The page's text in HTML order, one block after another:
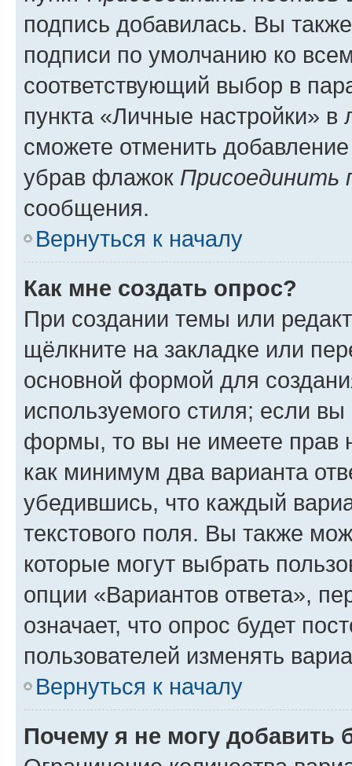
подпись добавилась. Вы
подписи по умолчанию ко
соответствующий выбор в
пункта «Личные настройки»
сможете отменить
убрав флажок Присоединить
сообщения.
Вернуться к началу
Как мне создать опрос?
При создании темы или
щёлкните на закладке или
основной формой для
используемого стиля; если
формы, то вы не имеете прав
как минимум два варианта
убедившись, что каждый
текстового поля. Вы также
которые могут выбрать
опции «Вариантов ответа»,
означает, что опрос будет
пользователей изменять
Вернуться к началу
Почему я не могу добавить